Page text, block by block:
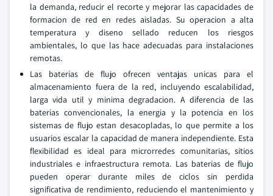
la demanda, reducir el recorte y mejorar las capacidades de
formacion de red en redes aisladas. Su operacion a alta
temperatura y diseno sellado reducen los riesgos
ambientales, lo que las hace adecuadas para instalaciones
remotas.
Las baterias de flujo ofrecen ventajas unicas para el
almacenamiento fuera de la red, incluyendo escalabilidad,
larga vida util y minima degradacion. A diferencia de las
baterias convencionales, la energia y la potencia en los
sistemas de flujo estan desacopladas, lo que permite a los
usuarios escalar la capacidad de manera independiente. Esta
flexibilidad es ideal para microrredes comunitarias, sitios
industriales e infraestructura remota. Las baterias de flujo
pueden operar durante miles de ciclos sin perdida
significativa de rendimiento, reduciendo el mantenimiento y